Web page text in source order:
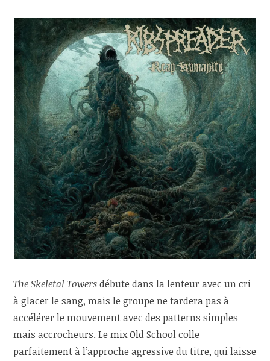
The Skeletal Towersdébute dans la lenteur avec un cri
à glacer le sang, mais le groupe ne tardera pas à
accélérer le mouvement avec des patterns simples
mais accrocheurs. Le mix Old School colle
parfaitement à l’approche agressive du titre, qui laisse